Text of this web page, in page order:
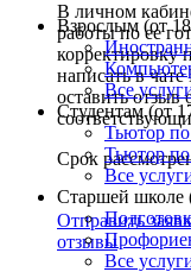
В личном
работы по ее
корректировку
написать в
оставить отзыв
Срок
Отправить
отзывы
Взрослым (от
Все
Студентам (от
Тьютор
Тьютор
Все
Старшей школе
Все